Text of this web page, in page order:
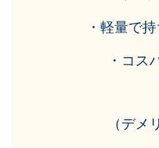
・軽量で
・コス
（デメ